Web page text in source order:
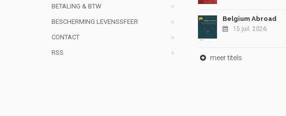
BETALING & BTW
BESCHERMING LEVENSSFEER
CONTACT
RSS
Belgium Abroad
15 juil. 2026
meer titels